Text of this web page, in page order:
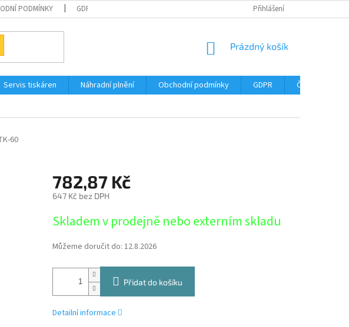
PODMÍNKY GDPR SERVIS TISKÁREN
Přihlášení
NÁKUPNÍ
Prázdný košík
Servis tiskáren Náhradní plnění Obchodní podmínky GDPR
Časté dotazy
60
782,87 Kč
647 Kč bez DPH
cena:
Skladem v prodejně nebo externím skladu
Můžeme doručit do: 12.8.2026
Přidat do košíku
Detailní informace